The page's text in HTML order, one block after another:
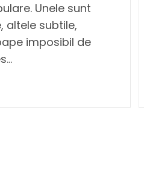
Unele sunt
altele subtile,
imposibil de